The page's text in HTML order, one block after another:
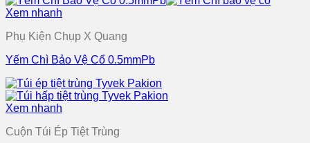
Xem nhanh
Phụ Kiện Chụp X Quang
Yếm Chì Bảo Vệ Cổ 0.5mmPb
Xem nhanh
Cuộn Túi Ép Tiệt Trùng